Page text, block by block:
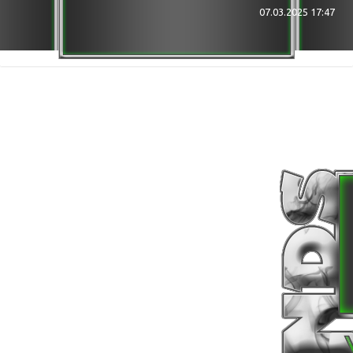
Hellhounds GER ( 7 Days Server NDS )
07.03.2025 17:47